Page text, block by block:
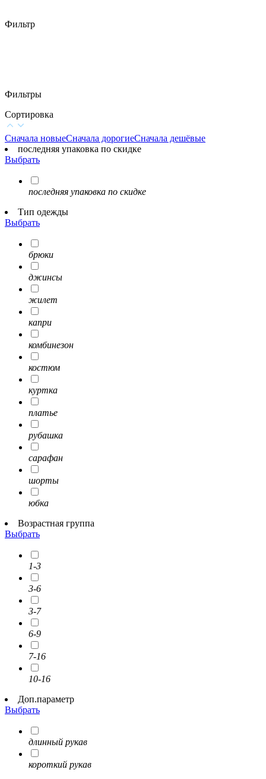
Фильтр
Фильтры
Сортировка
Сначала новыеСначала дорогиеСначала дешёвые
последняя упаковка по скидке
Выбрать
последняя упаковка по скидке
Тип одежды
Выбрать
брюки
джинсы
жилет
капри
комбинезон
костюм
куртка
платье
рубашка
сарафан
шорты
юбка
Возрастная группа
Выбрать
1-3
3-6
3-7
6-9
7-16
10-16
Доп.параметр
Выбрать
длинный рукав
короткий рукав